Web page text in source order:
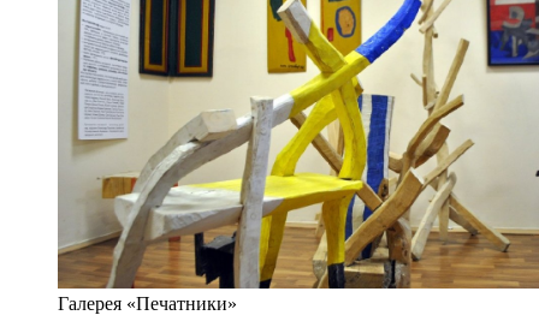
Галерея «Печатники»